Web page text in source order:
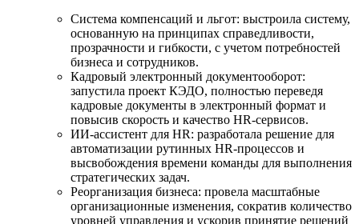
Система компенсаций и льгот: выстроила систему,
основанную на принципах справедливости,
прозрачности и гибкости, с учетом потребностей
бизнеса и сотрудников.
Кадровый электронный документооборот:
запустила проект КЭДО, полностью переведя
кадровые документы в электронный формат и
повысив скорость и качество HR-сервисов.
ИИ-ассистент для HR: разработала решение для
автоматизации рутинных HR-процессов и
высвобождения времени команды для выполнения
стратегических задач.
Реорганизация бизнеса: провела масштабные
организационные изменения, сократив количество
уровней управления и ускорив принятие решений